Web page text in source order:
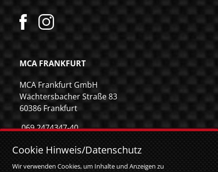
MCA FRANKFURT
MCA Frankfurt GmbH
Wächtersbacher Straße 83
60386 Frankfurt
069 2474347-40
info@mca-frankfurt.de
Cookie Hinweis/Datenschutz
Wir verwenden Cookies, um Inhalte und Anzeigen zu